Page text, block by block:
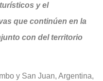
y el
que continúen en la
con del territorio
y San Juan, Argentina,